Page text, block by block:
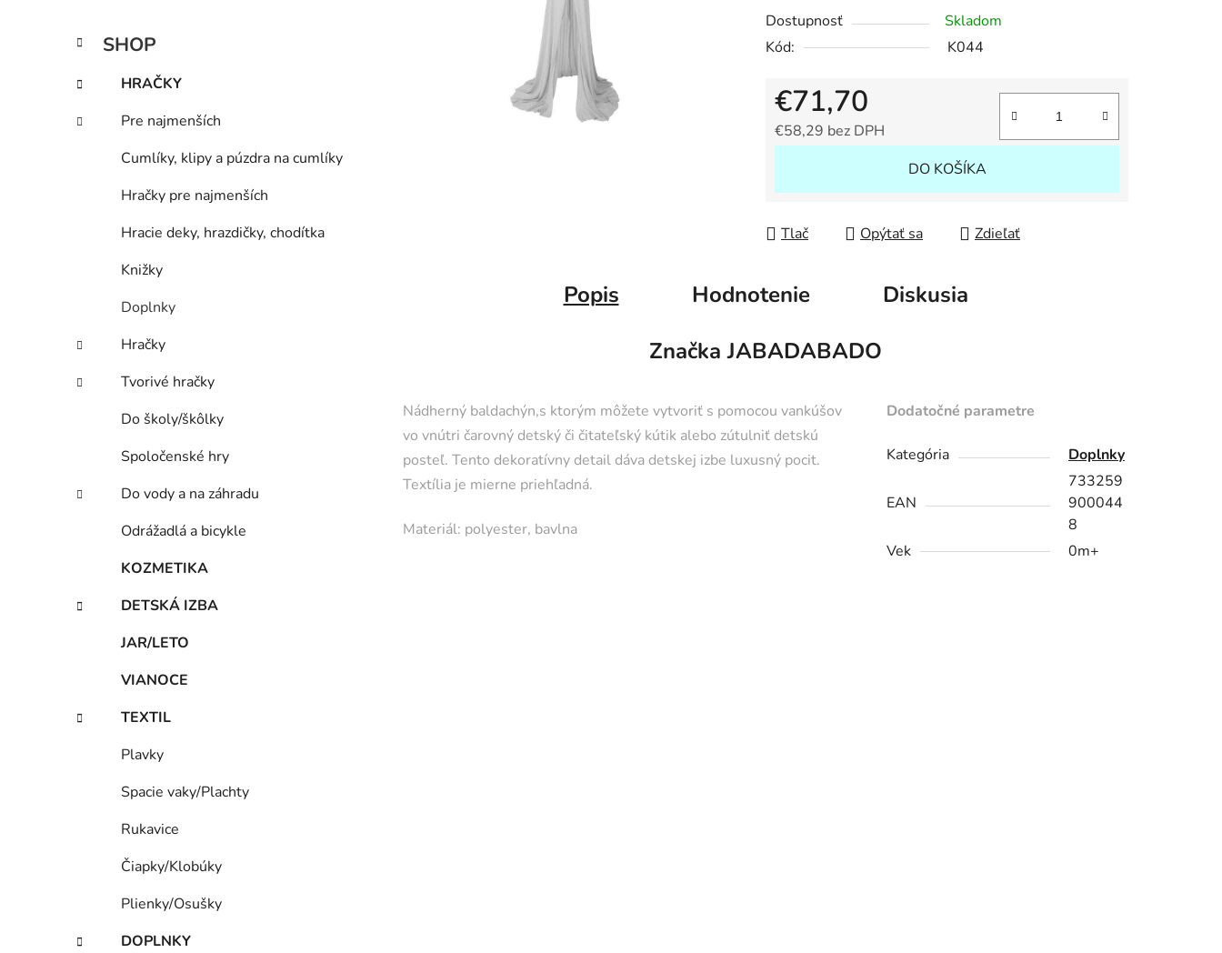
e
l
Preskočiť
kategórie
K
a
e
g
ó
SHOP
HRAČKY
Pre najmenších
Cumlíky, klipy a púzdra na cumlíky
Hračky pre najmenších
Hracie deky, hrazdičky, chodítka
Knižky
Doplnky
Hračky
Tvorivé hračky
Do školy/škôlky
Spoločenské hry
Do vody a na záhradu
Odrážadlá a bicykle
KOZMETIKA
DETSKÁ IZBA
JAR/LETO
VIANOCE
TEXTIL
Plavky
Spacie vaky/Plachty
Rukavice
Čiapky/Klobúky
Plienky/Osušky
DOPLNKY
je
0,0
hviezdičiek.
Dostupnosť
Skladom
Kód:
K044
€71,70
€58,29 bez DPH
DO KOŠÍKA
Tlač Opýtať sa Zdieľať
Popis Hodnotenie
Diskusia
Značka JABADABADO
Nádherný baldachýn,s ktorým môžete vytvoriť s pomocou vankúšov
vo vnútri čarovný detský či čitateľský kútik alebo zútulniť detskú
posteľ. Tento dekoratívny detail dáva detskej izbe luxusný pocit.
Textília je mierne priehľadná.
Materiál: polyester, bavlna
Dodatočné parametre
Kategória Doplnky
EAN
733259
900044
8
Vek
0m+